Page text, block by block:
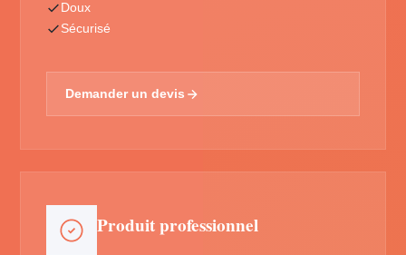
Doux
Sécurisé
Demander un devis
Produit professionnel